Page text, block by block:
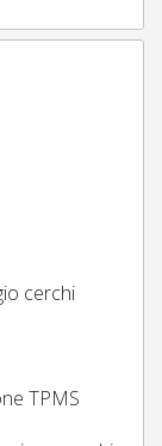
cerchi
TPMS